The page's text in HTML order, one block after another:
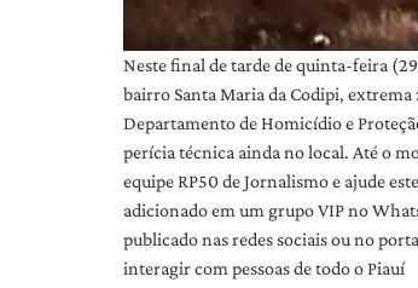
Neste final de tarde de quinta-feira
bairro Santa Maria da Codipi, extrema
Departamento de Homicídio e
perícia técnica ainda no local. Até o
equipe RP50 de Jornalismo e ajude
adicionado em um grupo VIP no
publicado nas redes sociais ou no
interagir com pessoas de todo o Piauí